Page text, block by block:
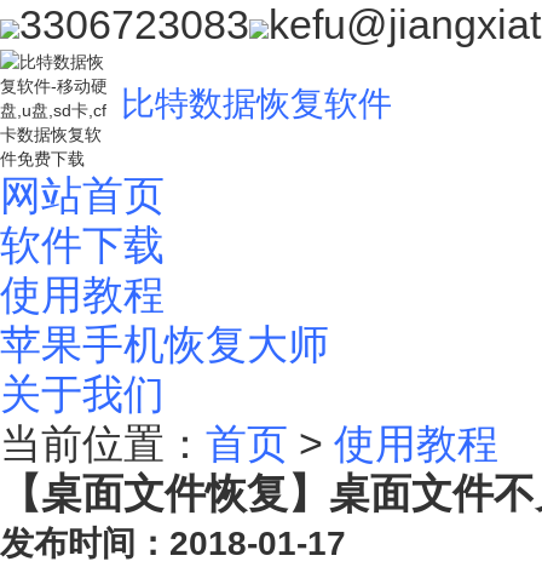
3306723083
比特数据恢复软件
网站首页
软件下载
使用教程
苹果手机恢复大师
关于我们
当前位置： 首页 > 使用教程
【桌面文件恢复】桌面文件
发布时间：2018-01-17